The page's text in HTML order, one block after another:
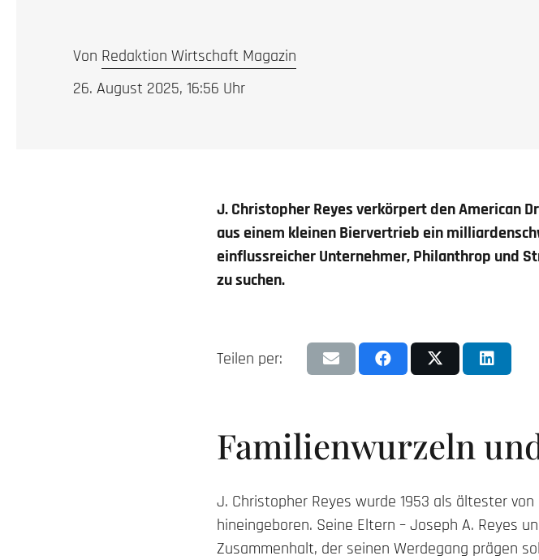
Von Redaktion Wirtschaft Magazin
26. August 2025, 16:56 Uhr
J. Christopher Reyes verkörpert den American
aus einem kleinen Biervertrieb ein
einflussreicher Unternehmer, Philanthrop und
zu suchen.
Teilen per:
Familienwurzeln
J. Christopher Reyes wurde 1953 als ältester
hineingeboren. Seine Eltern – Joseph A. Reyes
Zusammenhalt, der seinen Werdegang prägen